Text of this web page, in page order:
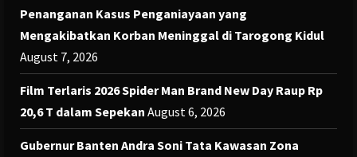
Penanganan Kasus Penganiayaan yang
Mengakibatkan Korban Meninggal di Tarogong Kidul
August 7, 2026
Film Terlaris 2026 Spider Man Brand New Day Raup Rp
20,6 T dalam Sepekan August 6, 2026
Gubernur Banten Andra Soni Tata Kawasan Zona